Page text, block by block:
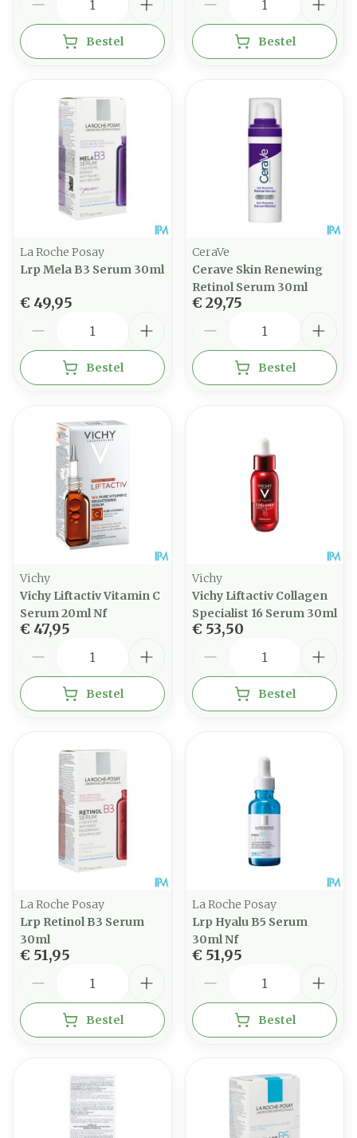
Bestel Bestel
La Roche Posay
Lrp Mela B3 Serum 30ml
€ 49,95
Bestel
CeraVe
Cerave Skin Renewing
Retinol Serum 30ml
€ 29,75
Bestel
Vichy
Vichy Liftactiv Vitamin C
Serum 20ml Nf
€ 47,95
Bestel
Vichy
Vichy Liftactiv Collagen
Specialist 16 Serum 30ml
€ 53,50
Bestel
La Roche Posay
Lrp Retinol B3 Serum
30ml
€ 51,95
Bestel
La Roche Posay
Lrp Hyalu B5 Serum
30ml Nf
€ 51,95
Bestel